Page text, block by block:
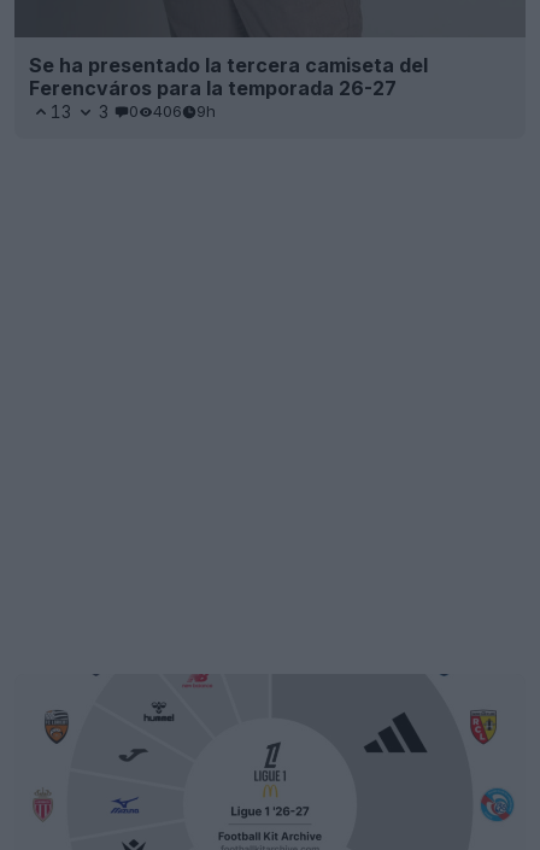
Se ha presentado la tercera camiseta del
Ferencváros para la temporada 26-27
13 3 0 406 9h